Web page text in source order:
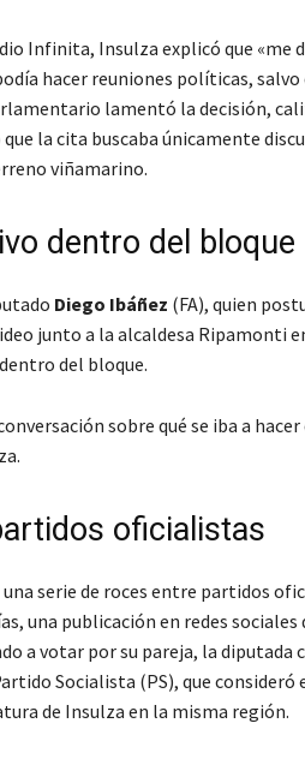
Infinita, Insulza explicó que «me
hacer reuniones políticas,
lamentó la decisión,
que la cita buscaba únicamente
viñamarino.
dentro del bloque
Diego Ibáñez (FA), quien
junto a la alcaldesa Ripamonti
del bloque.
sobre qué se iba a
oficialistas
una serie de roces entre partidos
una publicación en redes
a votar por su pareja, la diputada
Socialista (PS), que
de Insulza en la misma región.